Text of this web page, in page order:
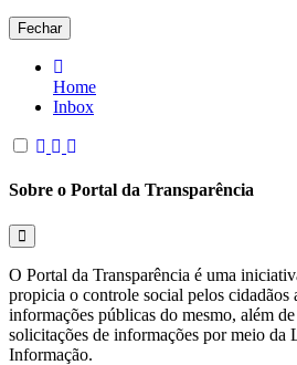
Fechar
Home
Inbox
Sobre o Portal da Transparência
O Portal da Transparência é uma
propicia o controle social pelos cidadãos
informações públicas do mesmo, além
solicitações de informações por meio da
Informação.